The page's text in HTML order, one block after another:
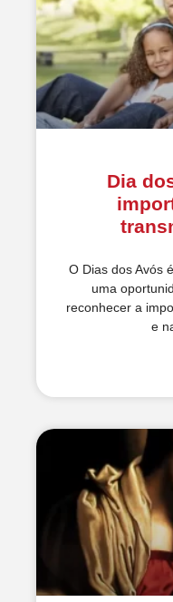
Dia
O Dias dos Avós
uma
reconhecer a
e